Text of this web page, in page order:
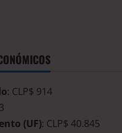
: CLP$ 914
(UF): CLP$ 40.845